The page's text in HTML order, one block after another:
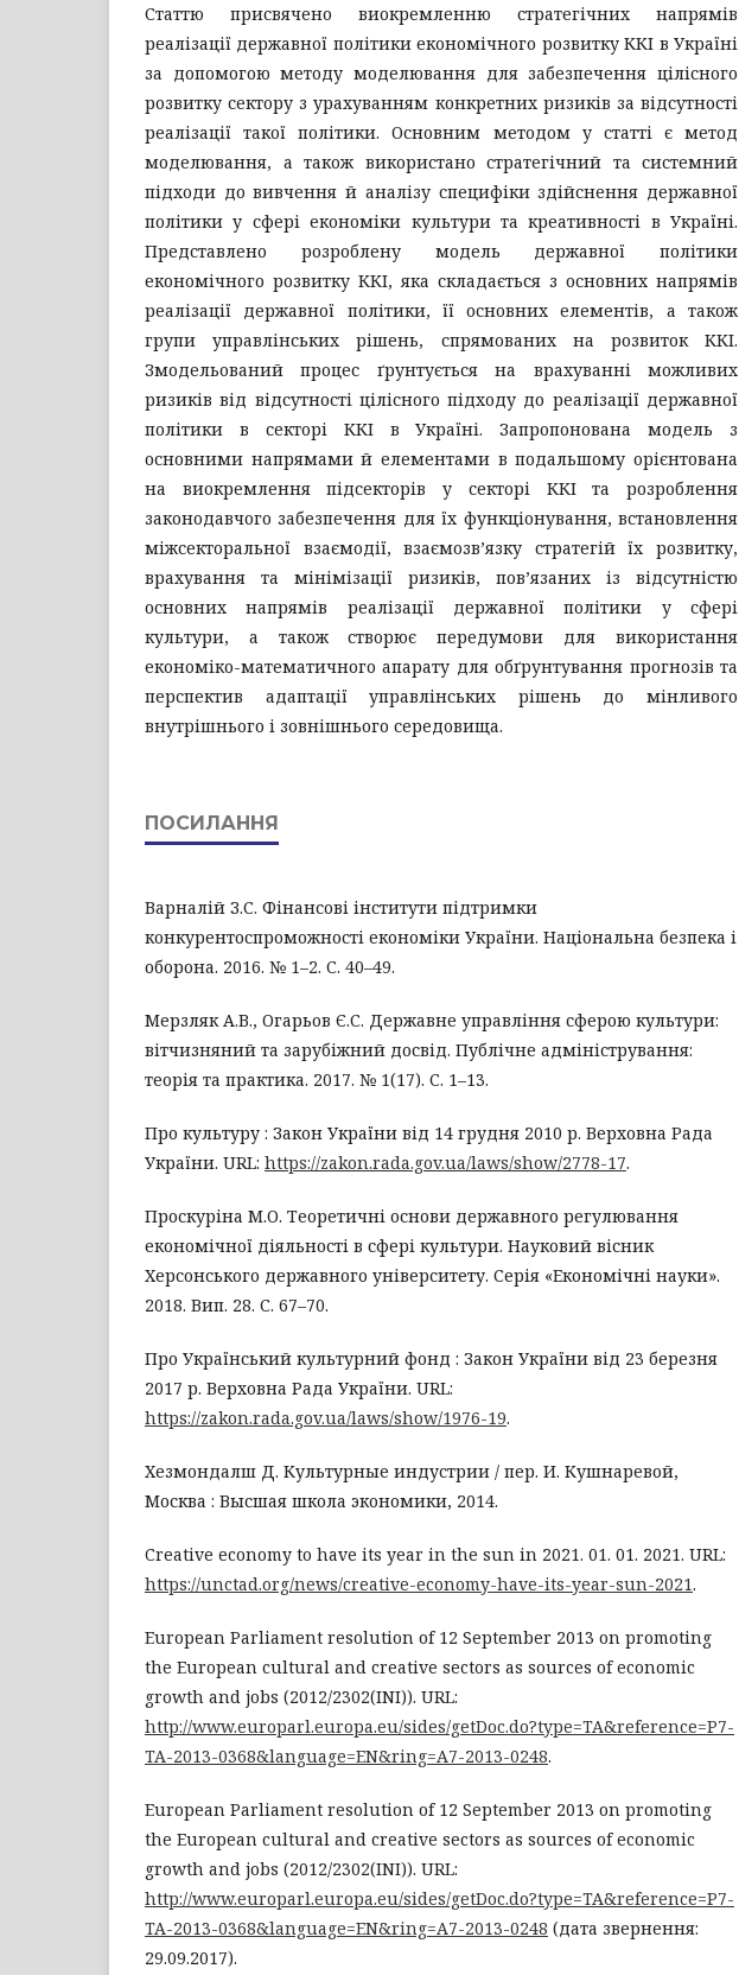
Статтю присвячено виокремленню стратегічних напрямів
реалізації державної політики економічного розвитку ККІ в Україні
за допомогою методу моделювання для забезпечення цілісного
розвитку сектору з урахуванням конкретних ризиків за відсутності
реалізації такої політики. Основним методом у статті є метод
моделювання, а також використано стратегічний та системний
підходи до вивчення й аналізу специфіки здійснення державної
політики у сфері економіки культури та креативності в Україні.
Представлено розроблену модель державної політики
економічного розвитку ККІ, яка складається з основних напрямів
реалізації державної політики, її основних елементів, а також
групи управлінських рішень, спрямованих на розвиток ККІ.
Змодельований процес ґрунтується на врахуванні можливих
ризиків від відсутності цілісного підходу до реалізації державної
політики в секторі ККІ в Україні. Запропонована модель з
основними напрямами й елементами в подальшому орієнтована
на виокремлення підсекторів у секторі ККІ та розроблення
законодавчого забезпечення для їх функціонування, встановлення
міжсекторальної взаємодії, взаємозв’язку стратегій їх розвитку,
врахування та мінімізації ризиків, пов’язаних із відсутністю
основних напрямів реалізації державної політики у сфері
культури, а також створює передумови для використання
економіко-математичного апарату для обґрунтування прогнозів та
перспектив адаптації управлінських рішень до мінливого
внутрішнього і зовнішнього середовища.
ПОСИЛАННЯ
Варналій З.С. Фінансові інститути підтримки
конкурентоспроможності економіки України. Національна безпека і
оборона. 2016. № 1–2. С. 40–49.
Мерзляк А.В., Огарьов Є.С. Державне управління сферою культури:
вітчизняний та зарубіжний досвід. Публічне адміністрування:
теорія та практика. 2017. № 1(17). С. 1–13.
Про культуру : Закон України від 14 грудня 2010 р. Верховна Рада
України. URL: https://zakon.rada.gov.ua/laws/show/2778-17.
Проскуріна М.О. Теоретичні основи державного регулювання
економічної діяльності в сфері культури. Науковий вісник
Херсонського державного університету. Серія «Економічні науки».
2018. Вип. 28. С. 67–70.
Про Український культурний фонд : Закон України від 23 березня
2017 р. Верховна Рада України. URL:
https://zakon.rada.gov.ua/laws/show/1976-19.
Хезмондалш Д. Культурные индустрии / пер. И. Кушнаревой,
Москва : Высшая школа экономики, 2014.
Creative economy to have its year in the sun in 2021. 01. 01. 2021. URL:
https://unctad.org/news/creative-economy-have-its-year-sun-2021.
European Parliament resolution of 12 September 2013 on promoting
the European cultural and creative sectors as sources of economic
growth and jobs (2012/2302(INI)). URL:
http://www.europarl.europa.eu/sides/getDoc.do?type=TA&reference=P7-
TA-2013-0368&language=EN&ring=A7-2013-0248.
European Parliament resolution of 12 September 2013 on promoting
the European cultural and creative sectors as sources of economic
growth and jobs (2012/2302(INI)). URL:
http://www.europarl.europa.eu/sides/getDoc.do?type=TA&reference=P7-
TA-2013-0368&language=EN&ring=A7-2013-0248 (дата звернення:
29.09.2017).